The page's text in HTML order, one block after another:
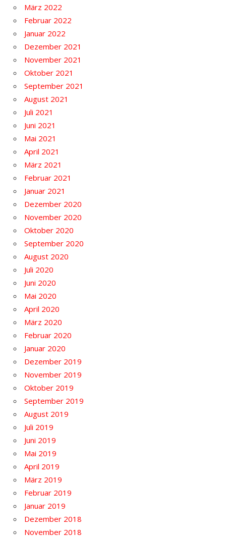
März 2022
Februar 2022
Januar 2022
Dezember 2021
November 2021
Oktober 2021
September 2021
August 2021
Juli 2021
Juni 2021
Mai 2021
April 2021
März 2021
Februar 2021
Januar 2021
Dezember 2020
November 2020
Oktober 2020
September 2020
August 2020
Juli 2020
Juni 2020
Mai 2020
April 2020
März 2020
Februar 2020
Januar 2020
Dezember 2019
November 2019
Oktober 2019
September 2019
August 2019
Juli 2019
Juni 2019
Mai 2019
April 2019
März 2019
Februar 2019
Januar 2019
Dezember 2018
November 2018